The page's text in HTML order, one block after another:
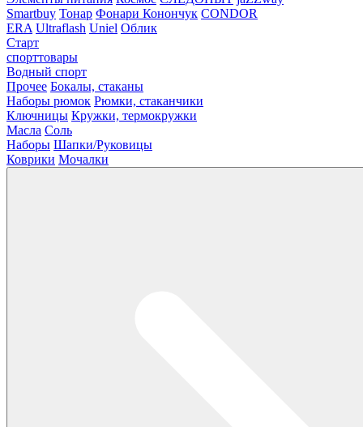
Smartbuy Тонар Фонари Конончук CONDOR
ERA Ultraflash Uniel Облик
Старт
спорттовары
Водный спорт
Прочее Бокалы, стаканы
Наборы рюмок Рюмки, стаканчики
Ключницы Кружки, термокружки
Масла Соль
Наборы Шапки/Руковицы
Коврики Мочалки